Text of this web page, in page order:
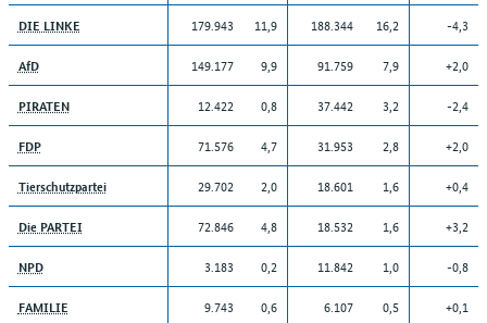
DIE LINKE 179.943 11,9 188.344 16,2 -4,3
AfD 149.177 9,9 91.759 7,9 +2,0
PIRATEN 12.422 0,8 37.442 3,2 -2,4
FDP 71.576 4,7 31.953 2,8 +2,0
Tierschutzpartei 29.702 2,0 18.601 1,6 +0,4
Die PARTEI 72.846 4,8 18.532 1,6 +3,2
NPD 3.183 0,2 11.842 1,0 -0,8
FAMILIE 9.743 0,6 6.107 0,5 +0,1